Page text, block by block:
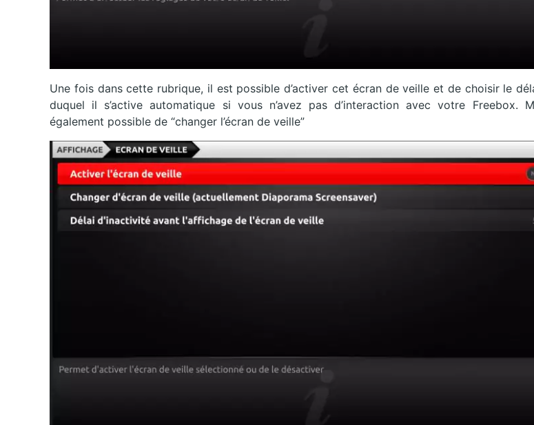
Une fois dans cette rubrique, il est possible d’activer cet écran de veille et de choisir le
duquel il s’active automatique si vous n’avez pas d’interaction avec votre Freebox.
également possible de “changer l’écran de veille”